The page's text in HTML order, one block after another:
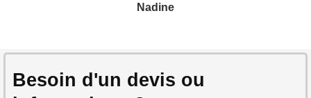
Nadine
Besoin d'un devis ou